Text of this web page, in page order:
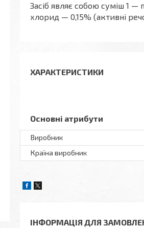
Засіб являє собою суміш 1
хлорид — 0,15% (активні
ХАРАКТЕРИСТИКИ
Основні атрибути
Виробник
Країна виробник
ІНФОРМАЦІЯ ДЛЯ